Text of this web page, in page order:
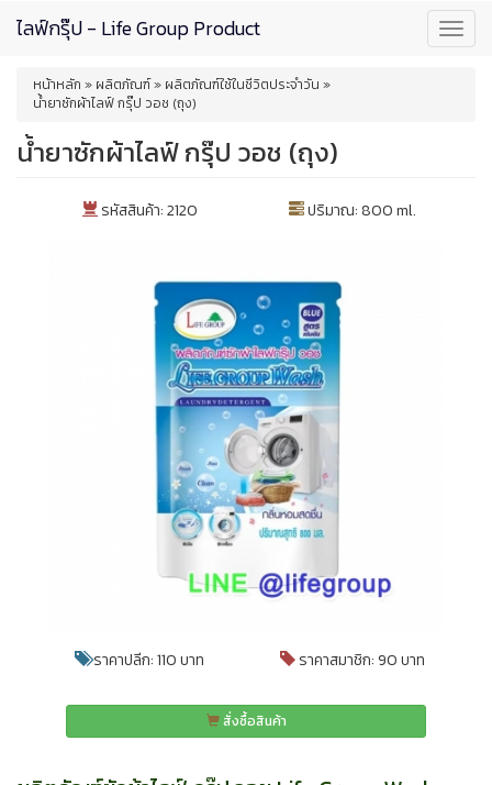
content
ไลฟ์กรุ๊ป - Life Group Product
You
are
here
หน้าหลัก » ผลิตภัณฑ์» ผลิตภัณฑ์ใช้ในชีวิตประจำวัน »
น้ำยาซักผ้าไลฟ์ กรุ๊ป วอช (ถุง)
น้ำยาซักผ้าไลฟ์ กรุ๊ป วอช (ถุง)
รหัสสินค้า: 2120 ปริมาณ: 800 ml.
ราคาปลีก: 110 บาท ราคาสมาชิก: 90 บาท
สั่งซื้อสินค้า